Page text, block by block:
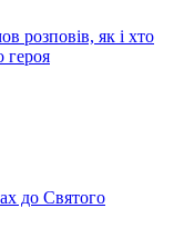
розповів, як і хто
героя
до Святого